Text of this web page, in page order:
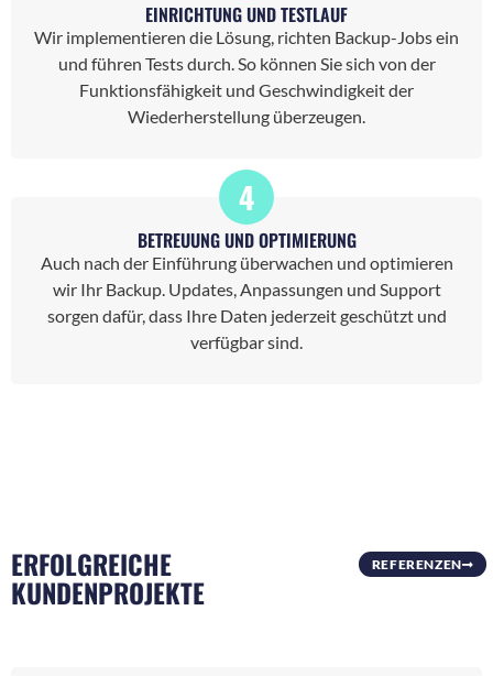
EINRICHTUNG UND TESTLAUF
Wir implementieren die Lösung, richten Backup-Jobs ein
und führen Tests durch. So können Sie sich von der
Funktionsfähigkeit und Geschwindigkeit der
Wiederherstellung überzeugen.
4
BETREUUNG UND OPTIMIERUNG
Auch nach der Einführung überwachen und optimieren
wir Ihr Backup. Updates, Anpassungen und Support
sorgen dafür, dass Ihre Daten jederzeit geschützt und
verfügbar sind.
ERFOLGREICHE
KUNDENPROJEKTE
REFERENZEN